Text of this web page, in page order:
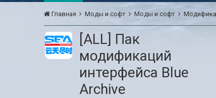
Главная Моды и софт Моды и софт
[ALL] Пак
модификаций
интерфейса Blue
Archive